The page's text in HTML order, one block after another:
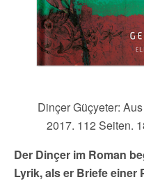
Dinçer Güçyeter:
2017. 112 Seiten.
Der Dinçer im Roman
Lyrik, als er Briefe